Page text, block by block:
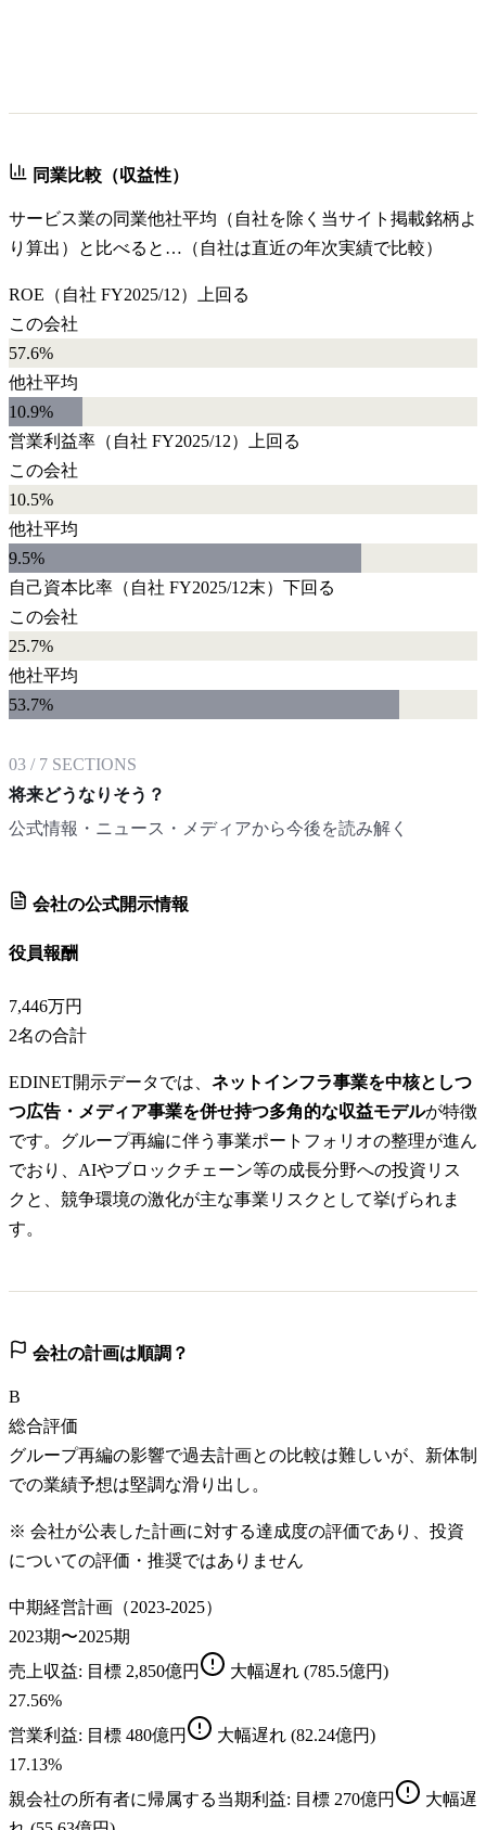
同業比較（収益性）
サービス業の同業他社平均（自社を除く当サイト掲載銘柄よ
り算出）と比べると…（自社は直近の年次実績で比較）
ROE （自社 FY2025/12）
上回る
この会社
57.6%
他社平均
10.9%
営業利益率 （自社 FY2025/12）
上回る
この会社
10.5%
他社平均
9.5%
自己資本比率 （自社 FY2025/12末） 下回る
この会社
25.7%
他社平均
53.7%
03 / 7 SECTIONS
将来どうなりそう？
公式情報・ニュース・メディアから今後を読み解く
会社の公式開示情報
役員報酬
7,446万円
2名の合計
EDINET開示データでは、 ネットインフラ事業を中核としつ
つ広告・メディア事業を併せ持つ多角的な収益モデルが特徴
です。グループ再編に伴う事業ポートフォリオの整理が進ん
でおり、AIやブロックチェーン等の成長分野への投資リス
クと、競争環境の激化が主な事業リスクとして挙げられま
す。
会社の計画は順調？
B
総合評価
グループ再編の影響で過去計画との比較は難しいが、新体制
での業績予想は堅調な滑り出し。
※ 会社が公表した計画に対する達成度の評価であり、投資
についての評価・推奨ではありません
中期経営計画（2023-2025）
2023期〜2025期
売上収益: 目標 2,850億円 大幅遅れ (785.5億円)
27.56%
営業利益: 目標 480億円 大幅遅れ (82.24億円)
17.13%
親会社の所有者に帰属する当期利益: 目標 270億円
大幅遅